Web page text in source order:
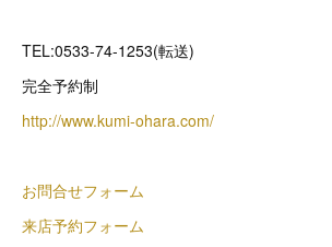
TEL:0533-74-1253(転送)
完全予約制
http://www.kumi-ohara.com/
お問合せフォーム
来店予約フォーム